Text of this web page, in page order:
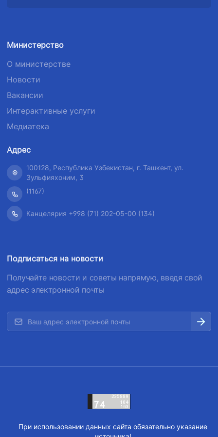
Министерство
О министерстве
Новости
Вакансии
Интерактивные услуги
Медиатека
Адрес
100128, Республика Узбекистан, г. Ташкент, ул.
Зульфияхоним, 3
(1167)
Канцелярия +998 (71) 202-05-00 (134)
Подписаться на новости
Получайте новости и советы напрямую, введя свой
адрес электронной почты
При использовании данных сайта обязательно указание